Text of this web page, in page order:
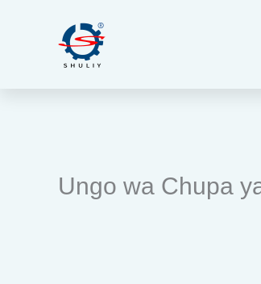
Ungo wa Chupa